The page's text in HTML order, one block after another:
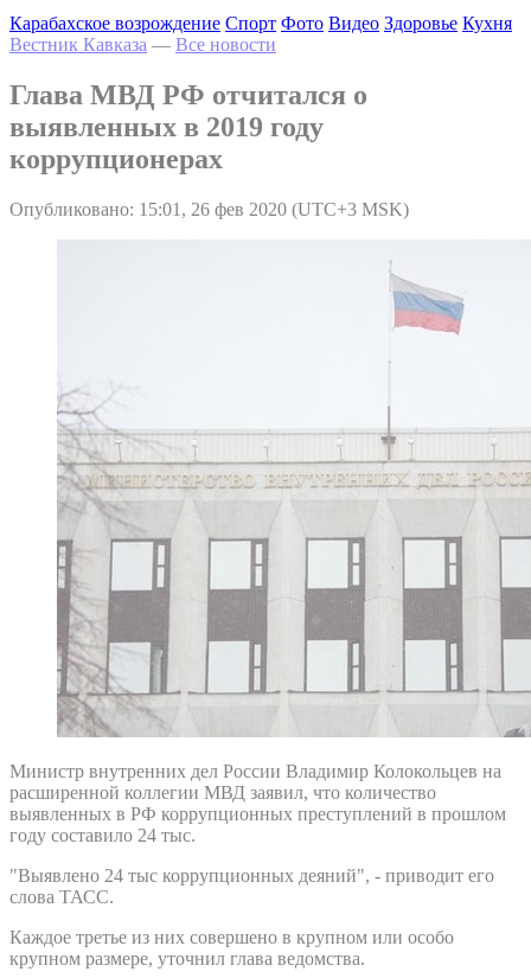
Карабахское возрождение Спорт Фото Видео Здоровье Кухня
Вестник Кавказа — Все новости
Глава МВД РФ отчитался о
выявленных в 2019 году
коррупционерах
Опубликовано: 15:01, 26 фев 2020 (UTC+3 MSK)
Министр внутренних дел России Владимир Колокольцев на
расширенной коллегии МВД заявил, что количество
выявленных в РФ коррупционных преступлений в прошлом
году составило 24 тыс.
"Выявлено 24 тыс коррупционных деяний", - приводит его
слова ТАСС.
Каждое третье из них совершено в крупном или особо
крупном размере, уточнил глава ведомства.